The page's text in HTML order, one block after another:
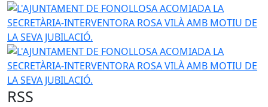
L'AJUNTAMENT DE FONOLLOSA ACOMIADA LA
L'AJUNTAMENT DE FONOLLOSA ACOMIADA LA
RSS